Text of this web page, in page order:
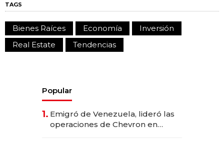
TAGS
Bienes Raíces Economía
Inversión
Real Estate
Tendencias
Popular
1. Emigró de Venezuela, lideró las
operaciones de Chevron en